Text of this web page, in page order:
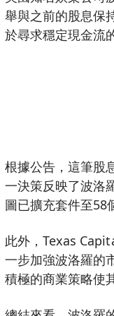
舉與之前的股息保
於尋求穩定現金流
根據公告，這筆股
一決策反映了波洛
圖已擴充套件至58
此外，Texas
一步加強波洛羅的
積極的商業策略使